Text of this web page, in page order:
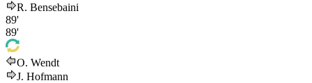
R. Bensebaini
89'
89'
O. Wendt
J. Hofmann